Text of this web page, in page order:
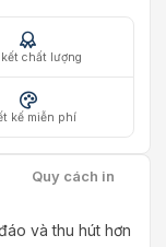
kết chất lượng
kế miễn phí
Quy cách in
và thu hút hơn